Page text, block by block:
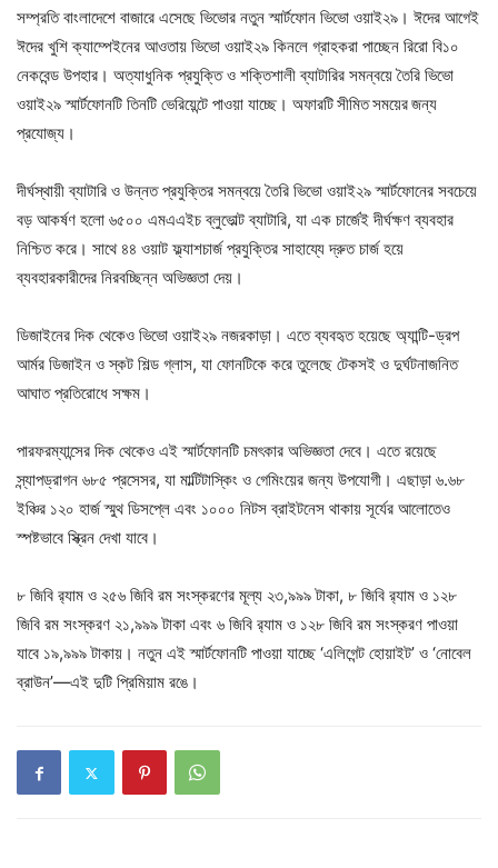
সম্প্রতি বাংলাদেশে বাজারে এসেছে ভিভোর নতুন স্মার্টফোন ভিভো ওয়াই২৯। ঈদের আগেই
ঈদের খুশি ক্যাম্পেইনের আওতায় ভিভো ওয়াই২৯ কিনলে গ্রাহকরা পাচ্ছেন রিরো বি১০
নেকবেন্ড উপহার। অত্যাধুনিক প্রযুক্তি ও শক্তিশালী ব্যাটারির সমন্বয়ে তৈরি ভিভো
ওয়াই২৯ স্মার্টফোনটি তিনটি ভেরিয়েন্টে পাওয়া যাচ্ছে। অফারটিসীমিতসময়েরজন্য
প্রযোজ্য।
দীর্ঘস্থায়ী ব্যাটারি ও উন্নত প্রযুক্তির সমন্বয়ে তৈরি ভিভো ওয়াই২৯ স্মার্টফোনের সবচেয়ে
বড় আকর্ষণ হলো ৬৫০০ এমএএইচ ব্লুভোল্ট ব্যাটারি, যা এক চার্জেই দীর্ঘক্ষণ ব্যবহার
নিশ্চিত করে। সাথে ৪৪ ওয়াট ফ্ল্যাশচার্জ প্রযুক্তির সাহায্যে দ্রুত চার্জ হয়ে
ব্যবহারকারীদের নিরবচ্ছিন্ন অভিজ্ঞতা দেয়।
ডিজাইনের দিক থেকেও ভিভো ওয়াই২৯ নজরকাড়া। এতে ব্যবহৃত হয়েছে অ্যান্টি-ড্রপ
আর্মর ডিজাইন ও স্কট শিল্ড গ্লাস, যা ফোনটিকে করে তুলেছে টেকসই ও দুর্ঘটনাজনিত
আঘাত প্রতিরোধে সক্ষম।
পারফরম্যান্সের দিক থেকেও এই স্মার্টফোনটি চমৎকার অভিজ্ঞতা দেবে। এতে রয়েছে
স্ন্যাপড্রাগন ৬৮৫ প্রসেসর, যা মাল্টিটাস্কিং ও গেমিংয়ের জন্য উপযোগী। এছাড়া ৬.৬৮
ইঞ্চির ১২০ হার্জ স্মুথ ডিসপ্লে এবং ১০০০ নিটস ব্রাইটনেস থাকায় সূর্যের আলোতেও
স্পষ্টভাবে স্ক্রিন দেখা যাবে।
৮ জিবি র‌্যাম ও ২৫৬ জিবি রম সংস্করণের মূল্য ২৩,৯৯৯ টাকা, ৮ জিবি র‍্যাম ও ১২৮
জিবি রম সংস্করণ ২১,৯৯৯ টাকা এবং ৬ জিবি র‌্যাম ও ১২৮ জিবি রম সংস্করণ পাওয়া
যাবে ১৯,৯৯৯ টাকায়। নতুন এই স্মার্টফোনটি পাওয়া যাচ্ছে ‘এলিগেন্ট হোয়াইট’ ও ‘নোবেল
ব্রাউন’—এই দুটি প্রিমিয়াম রঙে।